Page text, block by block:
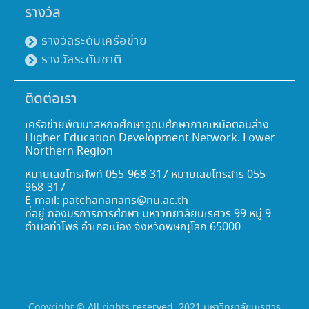
รางวัล
รางวัลระดับเครือข่าย
รางวัลระดับชาติ
ติดต่อเรา
เครือข่ายพัฒนาสหกิจศึกษาอุดมศึกษาภาคเหนือตอนล่าง
Higher Education Development Network. Lower
Northern Region
หมายเลขโทรศัพท์ 055-968-317 หมายเลขโทรสาร 055-
968-317
E-mail: patchananans@nu.ac.th
ที่อยู่ กองบริการการศึกษา มหาวิทยาลัยนเรศวร 99 หมู่ 9
ตำบลท่าโพธิ์ อำเภอเมือง จังหวัดพิษณุโลก 65000